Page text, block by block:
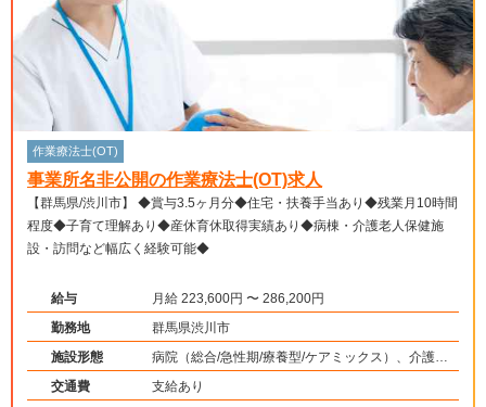
作業療法士(OT)
事業所名非公開の作業療法士(OT)求人
【群馬県/渋川市】 ◆賞与3.5ヶ月分◆住宅・扶養手当あり◆残業月10時間
程度◆子育て理解あり◆産休育休取得実績あり◆病棟・介護老人保健施
設・訪問など幅広く経験可能◆
給与
月給 223,600円 〜 286,200円
勤務地
群馬県渋川市
施設形態
病院（総合/急性期/療養型/ケアミックス）、介護保
険関連施設（介護老人保健施設/訪問看護・リハ）
交通費 支給あり